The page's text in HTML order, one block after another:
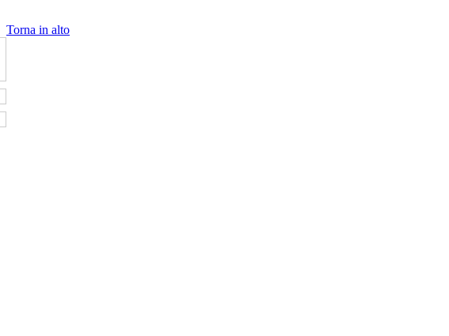
Torna in alto